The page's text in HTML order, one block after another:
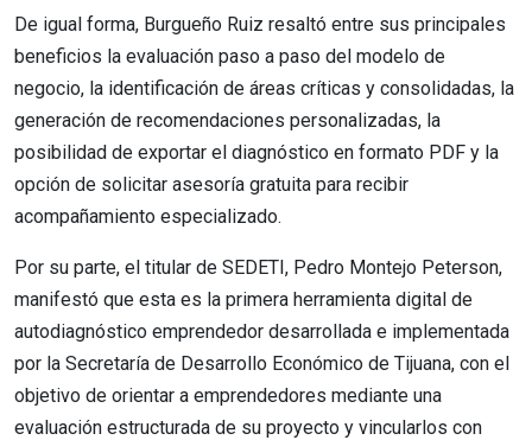
De igual forma, Burgueño Ruiz resaltó entre sus principales
beneficios la evaluación paso a paso del modelo de
negocio, la identificación de áreas críticas y consolidadas, la
generación de recomendaciones personalizadas, la
posibilidad de exportar el diagnóstico en formato PDF y la
opción de solicitar asesoría gratuita para recibir
acompañamiento especializado.
Por su parte, el titular de SEDETI, Pedro Montejo Peterson,
manifestó que esta es la primera herramienta digital de
autodiagnóstico emprendedor desarrollada e implementada
por la Secretaría de Desarrollo Económico de Tijuana, con el
objetivo de orientar a emprendedores mediante una
evaluación estructurada de su proyecto y vincularlos con